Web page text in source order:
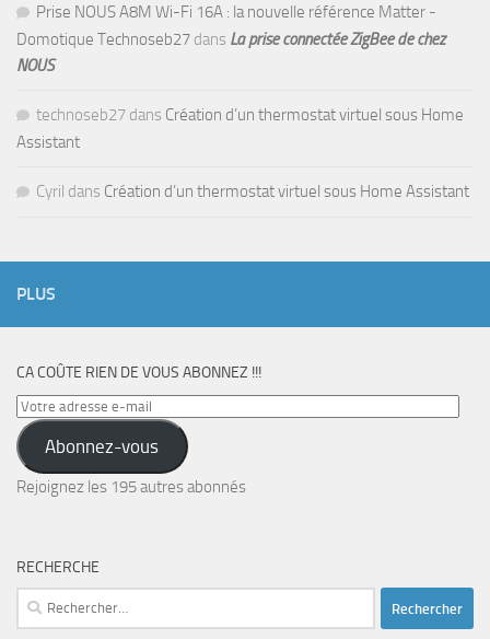
Prise NOUS A8M Wi-Fi 16A : la nouvelle référence Matter -
Domotique Technoseb27 dans La prise connectée ZigBee de chez
NOUS
technoseb27 dans Création d’un thermostat virtuel sous Home
Assistant
Cyril dans Création d’un thermostat virtuel sous Home Assistant
PLUS
CA COÛTE RIEN DE VOUS ABONNEZ !!!
Votre
adresse
e-
mail
Abonnez-vous
Rejoignez les 195 autres abonnés
RECHERCHE
Rechercher :